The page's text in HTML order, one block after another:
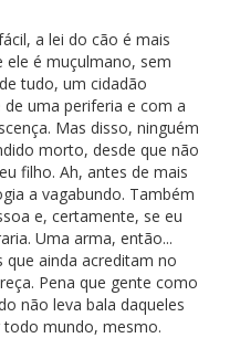
a lei do cão é mais
é muçulmano, sem
tudo, um cidadão
uma periferia e com a
Mas disso, ninguém
morto, desde que não
filho. Ah, antes de mais
a vagabundo. Também
e, certamente, se eu
Uma arma, então...
que ainda acreditam no
Pena que gente como
não leva bala daqueles
mundo, mesmo.